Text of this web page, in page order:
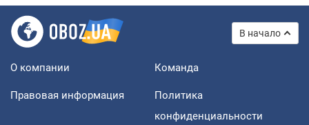
В начало
О компании Команда
Правовая информация
Политика
конфиденциальности